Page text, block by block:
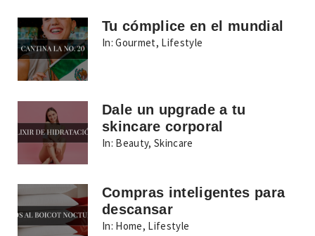
Tu cómplice en el mundial
In: Gourmet, Lifestyle
Dale un upgrade a tu
skincare corporal
In: Beauty,Skincare
Compras inteligentes para
descansar
In: Home, Lifestyle